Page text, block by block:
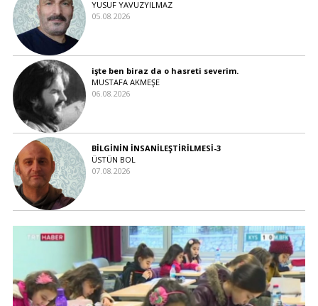
YUSUF YAVUZYILMAZ
05.08.2026
işte ben biraz da o hasreti severim.
MUSTAFA AKMEŞE
06.08.2026
BİLGİNİN İNSANİLEŞTİRİLMESİ-3
ÜSTÜN BOL
07.08.2026